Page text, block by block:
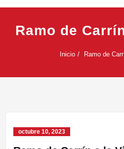
Ramo de
Inicio Ramo de
octubre 10, 2023